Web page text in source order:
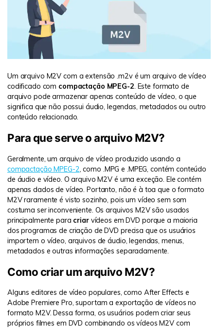
Um arquivo M2V com a extensão .m2v é um arquivo de vídeo
codificado com compactação MPEG-2. Este formato de
arquivo pode armazenar apenas conteúdo de vídeo, o que
significa que não possui áudio, legendas, metadados ou outro
conteúdo relacionado.
Para que serve o arquivo M2V?
Geralmente, um arquivo de vídeo produzido usando a
compactação MPEG-2 , como .MPG e .MPEG, contém conteúdo
de áudio e vídeo. O arquivo M2V é uma exceção. Ele contém
apenas dados de vídeo. Portanto, não é à toa que o formato
M2V raramente é visto sozinho, pois um vídeo sem som
costuma ser inconveniente. Os arquivos M2V são usados ​​
principalmente para criarvídeos em DVD porque a maioria
dos programas de criação de DVD precisa que os usuários
importem o vídeo, arquivos de áudio, legendas, menus,
metadados e outras informações separadamente.
Como criar um arquivo M2V?
Alguns editores de vídeo populares, como After Effects e
Adobe Premiere Pro, suportam a exportação de vídeos no
formato M2V. Dessa forma, os usuários podem criar seus
próprios filmes em DVD combinando os vídeos M2V com